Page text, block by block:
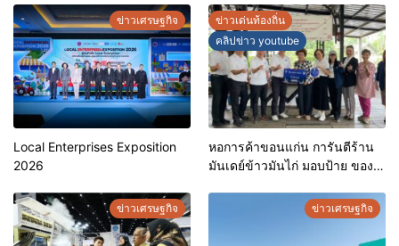
ประเทศไทย
ดีลพิเศษลดสูงสุด 70%
ข่าวเศรษฐกิจ
Local Enterprises Exposition
2026
ข่าวเด่นท้องถิ่น
คลิปข่าว youtube
หอการค้าขอนแก่น การันตีร้าน
มันเดย์ข้าวมันไก่ มอบป้าย ของดี
ประกอบการคุณภาพ ยกระดับ
มาตรฐาน สร้างความเชื่อมั่นให้ผู้
ข่าวเศรษฐกิจ ข่าวเศรษฐกิจ